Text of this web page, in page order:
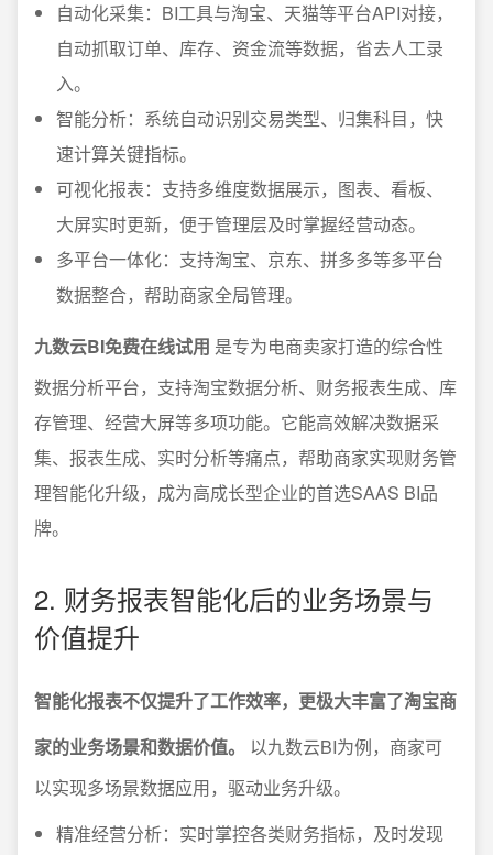
自动化采集：BI工具与淘宝、天猫等平台API对接，
自动抓取订单、库存、资金流等数据，省去人工录
入。
智能分析：系统自动识别交易类型、归集科目，快
速计算关键指标。
可视化报表：支持多维度数据展示，图表、看板、
大屏实时更新，便于管理层及时掌握经营动态。
多平台一体化：支持淘宝、京东、拼多多等多平台
数据整合，帮助商家全局管理。
九数云BI免费在线试用 是专为电商卖家打造的综合性
数据分析平台，支持淘宝数据分析、财务报表生成、库
存管理、经营大屏等多项功能。它能高效解决数据采
集、报表生成、实时分析等痛点，帮助商家实现财务管
理智能化升级，成为高成长型企业的首选SAAS BI品
牌。
2. 财务报表智能化后的业务场景与
价值提升
智能化报表不仅提升了工作效率，更极大丰富了淘宝商
家的业务场景和数据价值。
以九数云BI为例，商家可
以实现多场景数据应用，驱动业务升级。
精准经营分析：实时掌控各类财务指标，及时发现